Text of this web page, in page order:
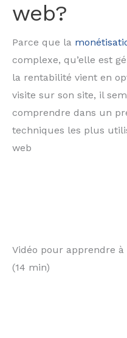
web?
Parce que la
complexe, qu’elle est
la rentabilité vient en
visite sur son site, il
comprendre dans un
techniques les plus
web
Vidéo pour apprendre
(14 min)